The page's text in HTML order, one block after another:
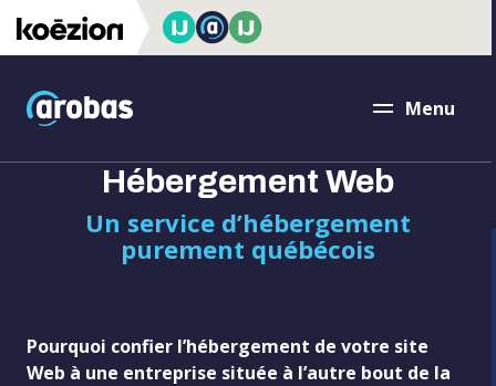
accessibility.skipToMain
Menu
Arobas
Hébergement Web
Un service d’hébergement
purement québécois
Pourquoi confier l’hébergement de votre site
Web à une entreprise située à l’autre bout de la